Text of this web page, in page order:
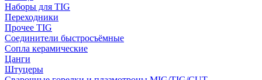
Наборы для TIG
Переходники
Прочее TIG
Соединители быстросъёмные
Сопла керамические
Цанги
Штуцеры